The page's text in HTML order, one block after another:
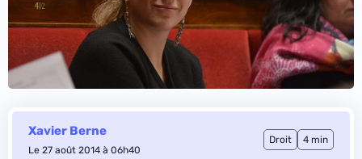
Xavier Berne
Le 27 août 2014 à 06h40
Droit 4 min